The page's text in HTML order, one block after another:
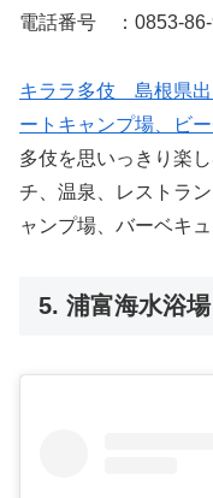
電話番号 ：0853-
キララ多伎 島根県出
ートキャンプ場、ビ
多伎を思いっきり楽
チ、温泉、レストラ
ャンプ場、バーベキ
5. 浦富海水浴場